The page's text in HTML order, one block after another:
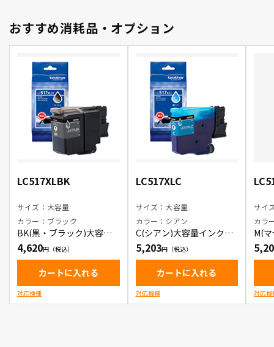
おすすめ消耗品・オプション
LC517XLBK
サイズ：大容量
カラー：ブラック
BK(黒・ブラック)大容量
インクカートリッジ
4,620
カートに入れる
対応機種
LC517XLC
サイズ：大容量
カラー：シアン
C(シアン)大容量インクカ
ートリッジ
5,203
カートに入れる
対応機種
サイ
カラ
M(
カ
対応機